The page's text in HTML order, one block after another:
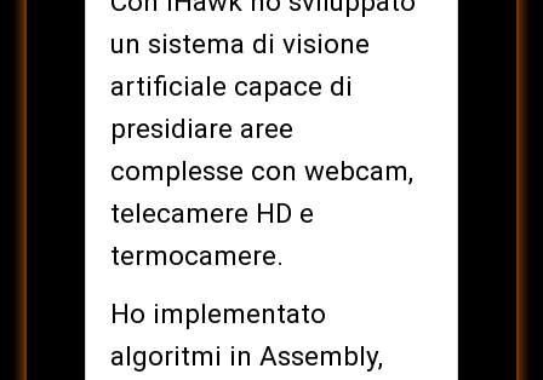
un sistema di visione
artificiale capace di
presidiare aree
complesse con webcam,
telecamere HD e
termocamere.
Ho implementato
algoritmi in Assembly,